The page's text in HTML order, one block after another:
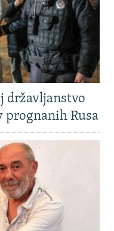
državljanstvo
Rusa